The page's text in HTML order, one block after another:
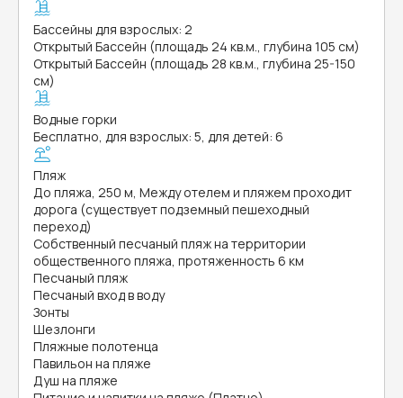
Бассейны для взрослых: 2
Открытый Бассейн (площадь 24 кв.м., глубина 105 см)
Открытый Бассейн (площадь 28 кв.м., глубина 25-150
см)
Водные горки
Бесплатно, для взрослых: 5, для детей: 6
Пляж
До пляжа, 250 м, Между отелем и пляжем проходит
дорога (существует подземный пешеходный
переход)
Собственный песчаный пляж на территории
общественного пляжа, протяженность 6 км
Песчаный пляж
Песчаный вход в воду
Зонты
Шезлонги
Пляжные полотенца
Павильон на пляже
Душ на пляже